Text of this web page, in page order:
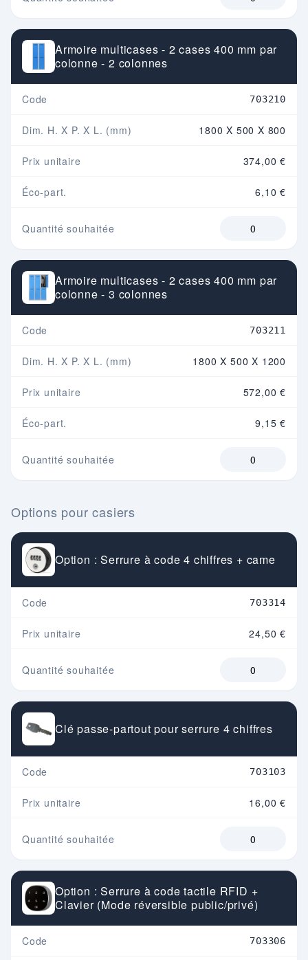
Armoire multicases - 2 cases 400 mm par
colonne - 2 colonnes
Code 703210
Dim. H. X P. X L. (mm) 1800 X 500 X 800
Prix unitaire 374,00 €
Éco-part. 6,10 €
Quantité souhaitée
Armoire multicases - 2 cases 400 mm par
colonne - 3 colonnes
Code 703211
Dim. H. X P. X L. (mm) 1800 X 500 X 1200
Prix unitaire 572,00 €
Éco-part. 9,15 €
Quantité souhaitée
Options pour casiers
Option : Serrure à code 4 chiffres + came
Code 703314
Prix unitaire 24,50 €
Quantité souhaitée
Clé passe-partout pour serrure 4 chiffres
Code 703103
Prix unitaire 16,00 €
Quantité souhaitée
Option : Serrure à code tactile RFID +
Clavier (Mode réversible public/privé)
Code 703306